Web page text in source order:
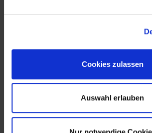
Cookies zulassen
Auswahl erlauben
KONTAKT